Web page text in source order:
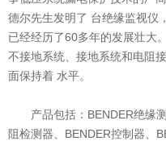
德尔先生发明了 台绝缘监视仪
已经经历了60多年的发展壮大
不接地系统、接地系统和电阻
面保持着 水平。
产品包括：BENDER绝缘测
阻检测器、BENDER控制器、